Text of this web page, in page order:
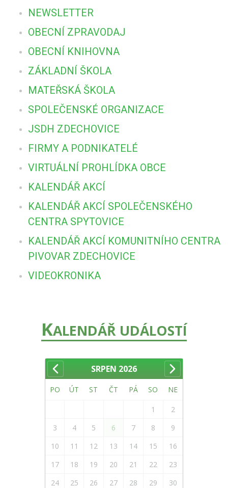
NEWSLETTER
OBECNÍ ZPRAVODAJ
OBECNÍ KNIHOVNA
ZÁKLADNÍ ŠKOLA
MATEŘSKÁ ŠKOLA
SPOLEČENSKÉ ORGANIZACE
JSDH ZDECHOVICE
FIRMY A PODNIKATELÉ
VIRTUÁLNÍ PROHLÍDKA OBCE
KALENDÁŘ AKCÍ
KALENDÁŘ AKCÍ SPOLEČENSKÉHO
CENTRA SPYTOVICE
KALENDÁŘ AKCÍ KOMUNITNÍHO CENTRA
PIVOVAR ZDECHOVICE
VIDEOKRONIKA
KALENDÁŘ UDÁLOSTÍ
SRPEN 2026
PO ÚT ST ČT PÁ SO NE
1
2
3
4 5 6 7 8
9
10
11 12 13 14 15
16
17
18 19 20 21 22
23
24
25 26 27 28 29
30